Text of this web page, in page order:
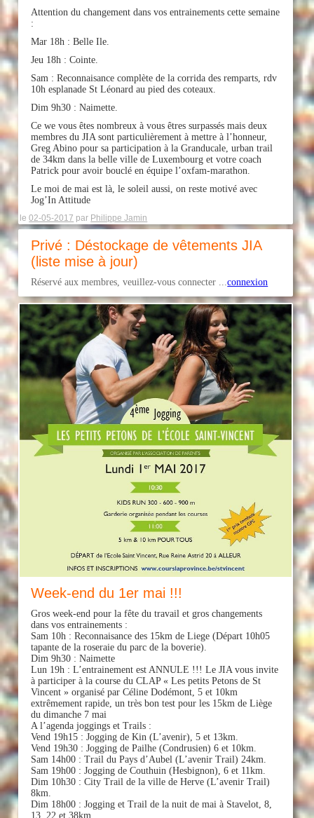
Attention du changement dans vos entrainements cette semaine
:
Mar 18h : Belle Ile.
Jeu 18h : Cointe.
Sam : Reconnaisance complète de la corrida des remparts, rdv
10h esplanade St Léonard au pied des coteaux.
Dim 9h30 : Naimette.
Ce we vous êtes nombreux à vous êtres surpassés mais deux
membres du JIA sont particulièrement à mettre à l’honneur,
Greg Abino pour sa participation à la Granducale, urban trail
de 34km dans la belle ville de Luxembourg et votre coach
Patrick pour avoir bouclé en équipe l’oxfam-marathon.
Le moi de mai est là, le soleil aussi, on reste motivé avec
Jog’In Attitude
le02-05-2017 par Philippe Jamin
Privé : Déstockage de vêtements JIA
(liste mise à jour)
Réservé aux membres, veuillez-vous connecter ...connexion
Week-end du 1er mai !!!
Gros week-end pour la fête du travail et gros changements
dans vos entrainements :
Sam 10h : Reconnaisance des 15km de Liege (Départ 10h05
tapante de la roseraie du parc de la boverie).
Dim 9h30 : Naimette
Lun 19h : L’entrainement est ANNULE !!! Le JIA vous invite
à participer à la course du CLAP « Les petits Petons de St
Vincent » organisé par Céline Dodémont, 5 et 10km
extrêmement rapide, un très bon test pour les 15km de Liège
du dimanche 7 mai
A l’agenda joggings et Trails :
Vend 19h15 : Jogging de Kin (L’avenir), 5 et 13km.
Vend 19h30 : Jogging de Pailhe (Condrusien) 6 et 10km.
Sam 14h00 : Trail du Pays d’Aubel (L’avenir Trail) 24km.
Sam 19h00 : Jogging de Couthuin (Hesbignon), 6 et 11km.
Dim 10h30 : City Trail de la ville de Herve (L’avenir Trail)
8km.
Dim 18h00 : Jogging et Trail de la nuit de mai à Stavelot, 8,
13, 22 et 38km.